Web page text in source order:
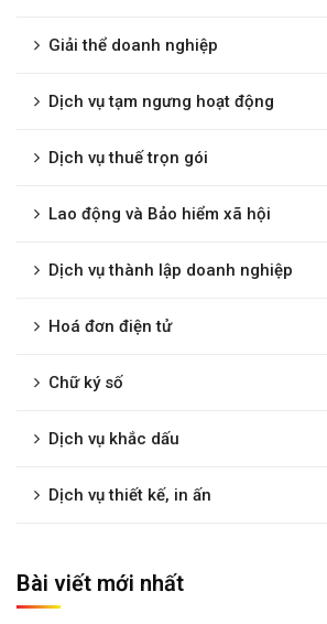
Giải thể doanh nghiệp
Dịch vụ tạm ngưng hoạt động
Dịch vụ thuế trọn gói
Lao động và Bảo hiểm xã hội
Dịch vụ thành lập doanh nghiệp
Hoá đơn điện tử
Chữ ký số
Dịch vụ khắc dấu
Dịch vụ thiết kế, in ấn
Bài viết mới nhất